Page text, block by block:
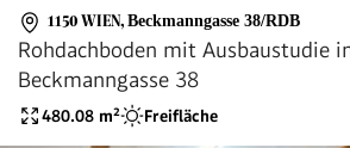
1150 WIEN, Beckmanngasse 38/RDB
Rohdachboden mit Ausbaustudie
Beckmanngasse 38
480.08 m² Freifläche